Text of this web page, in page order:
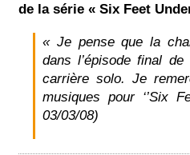
de la série « Six Feet
« Je pense que la
dans l’épisode final de
carrière solo. Je
musiques pour ‘’Six
03/03/08)